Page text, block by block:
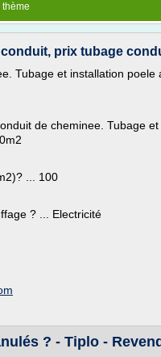
prix tubage
Tubage et installation poele
de cheminee. Tubage
... 100
? ... Electricité
? - Tiplo -